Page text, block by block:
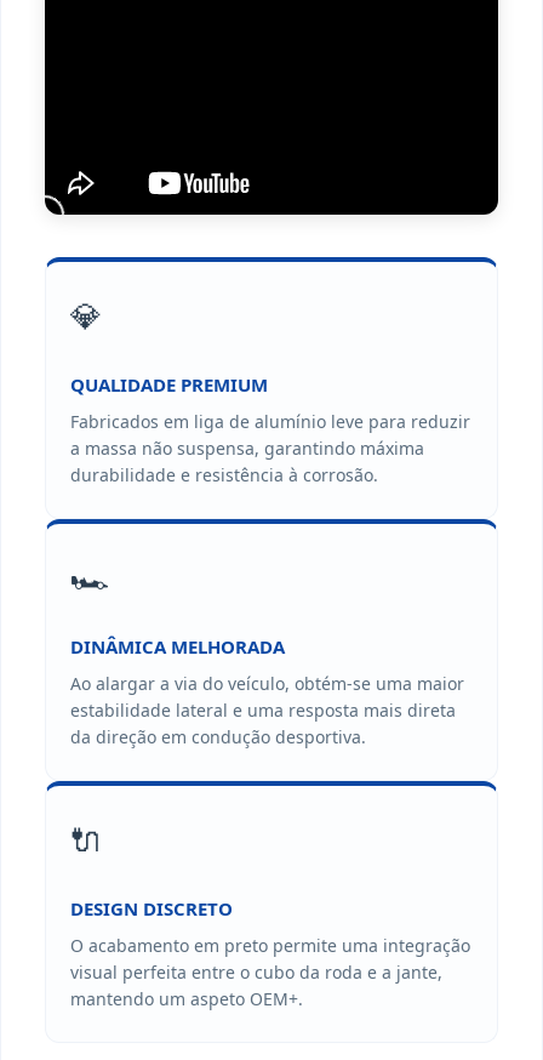
💎
QUALIDADE PREMIUM
Fabricados em liga de alumínio leve para reduzir
a massa não suspensa, garantindo máxima
durabilidade e resistência à corrosão.
🏎️
DINÂMICA MELHORADA
Ao alargar a via do veículo, obtém-se uma maior
estabilidade lateral e uma resposta mais direta
da direção em condução desportiva.
🔌
DESIGN DISCRETO
O acabamento em preto permite uma integração
visual perfeita entre o cubo da roda e a jante,
mantendo um aspeto OEM+.